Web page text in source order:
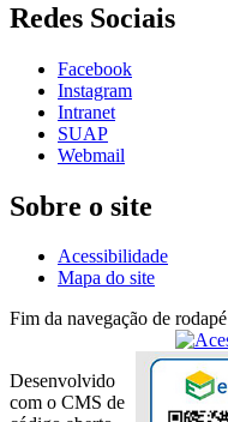
Redes Sociais
Facebook
Instagram
Intranet
SUAP
Webmail
Sobre o site
Acessibilidade
Mapa do site
Fim da navegação de rodapé
Desenvolvido
com o CMS de